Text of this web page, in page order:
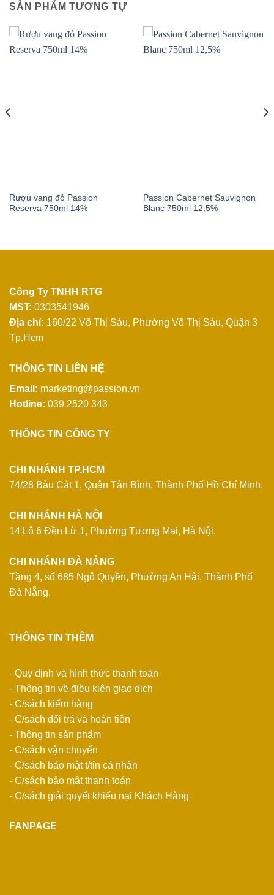
SẢN PHẨM TƯƠNG TỰ
Rượu vang đỏ Passion
Reserva 750ml 14%
Passion Cabernet Sauvignon
Blanc 750ml 12,5%
Công Ty TNHH RTG
MST: 0303541946
Địa chỉ: 160/22 Võ Thị Sáu, Phường Võ Thị Sáu, Quận 3
Tp.Hcm
THÔNG TIN LIÊN HỆ
Email: marketing@passion.vn
Hotline: 039 2520 343
THÔNG TIN CÔNG TY
CHI NHÁNH TP.HCM
74/28 Bàu Cát 1, Quận Tân Bình, Thành Phố Hồ Chí Minh.
CHI NHÁNH HÀ NỘI
14 Lô 6 Đền Lừ 1, Phường Tương Mai, Hà Nội.
CHI NHÁNH ĐÀ NẴNG
Tầng 4, số 685 Ngô Quyền, Phường An Hải, Thành Phố
Đà Nẵng.
THÔNG TIN THÊM
- Quy định và hình thức thanh toán
- Thông tin về điều kiện giao dịch
- C/sách kiểm hàng
- C/sách đổi trả và hoàn tiền
- Thông tin sản phẩm
- C/sách vận chuyển
- C/sách bảo mật t/tin cá nhân
- C/sách bảo mật thanh toán
- C/sách giải quyết khiếu nại Khách Hàng
FANPAGE